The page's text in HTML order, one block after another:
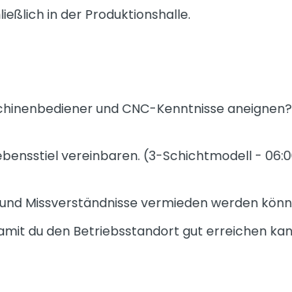
in der Produktionshalle.
und CNC-Kenntnisse aneignen?
vereinbaren. (3-Schichtmodell -
Missverständnisse vermieden werden
du den Betriebsstandort gut erreichen